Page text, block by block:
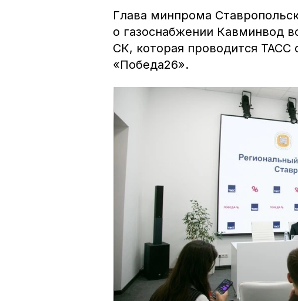
Глава минпрома
о газоснабжении Кавминвод
СК, которая проводится ТАСС
«Победа26».